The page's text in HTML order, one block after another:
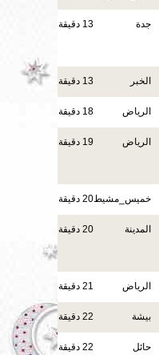
جدة 13 دقيقة
الخبر 13 دقيقة
الرياض 18 دقيقة
الرياض 19 دقيقة
خميس_مشيط20 دقيقة
المدينة 20 دقيقة
الرياض 21 دقيقة
بيشة 22 دقيقة
حائل 22 دقيقة